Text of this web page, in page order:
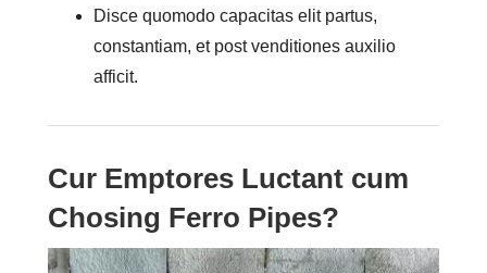
Disce quomodo capacitas elit partus,
constantiam, et post venditiones auxilio
afficit.
Cur Emptores Luctant cum
Chosing Ferro Pipes?